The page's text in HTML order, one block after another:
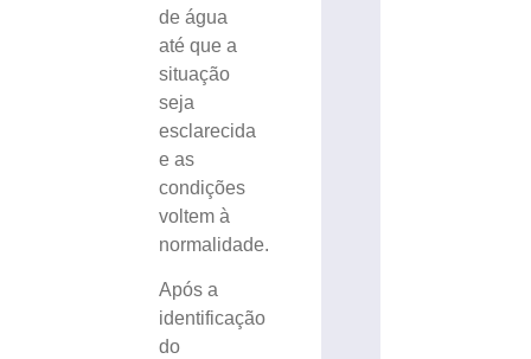
de água
até que a
situação
seja
esclarecida
e as
condições
voltem à
normalidade.
Após a
identificação
do